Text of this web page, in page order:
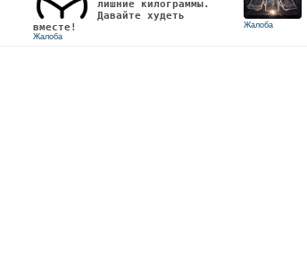
лишние килограммы.
Давайте худеть
вместе!
Жалоба
Жалоба